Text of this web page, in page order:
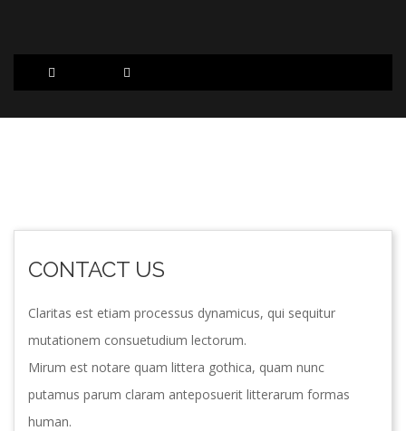
CONTACT US
Claritas est etiam processus dynamicus, qui sequitur
mutationem consuetudium lectorum.
Mirum est notare quam littera gothica, quam nunc
putamus parum claram anteposuerit litterarum formas
human.